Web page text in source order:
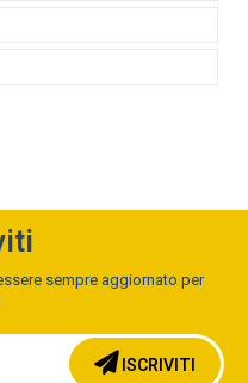
sempre aggiornato per
ISCRIVITI